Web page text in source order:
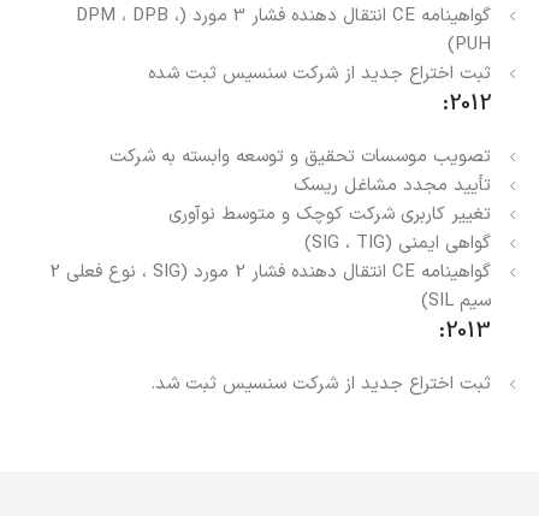
گواهینامه CE انتقال دهنده فشار 3 مورد (DPM ، DPB ،
PUH)
ثبت اختراع جدید از شرکت سنسیس ثبت شده
2012:
تصویب موسسات تحقیق و توسعه وابسته به شرکت
تأیید مجدد مشاغل ریسک
تغییر کاربری شرکت کوچک و متوسط ​​نوآوری
گواهی ایمنی (SIG ، TIG)
گواهینامه CE انتقال دهنده فشار 2 مورد (SIG ، نوع فعلی 2
سیم SIL)
2013:
ثبت اختراع جدید از شرکت سنسیس ثبت شد.